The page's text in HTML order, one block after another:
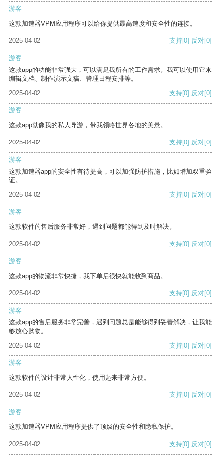
游客
这款加速器VPM应用程序可以给你提供最高速度和安全性的连接。
2025-04-02 支持[0] 反对[0]
游客
这款app的功能非常强大，可以满足我所有的工作需求。我可以使用它来
编辑文档、制作演示文稿、管理日程安排等。
2025-04-02
支持[0] 反对[0]
游客
这款app就像我的私人导游，带我领略世界各地的美景。
2025-04-02 支持[0] 反对[0]
游客
这款加速器app的安全性有待提高，可以加强防护措施，比如增加双重验
证。
2025-04-02
支持[0] 反对[0]
游客
这款软件的售后服务非常好，遇到问题都能得到及时解决。
2025-04-02 支持[0] 反对[0]
游客
这款app的物流非常快捷，我下单后很快就能收到商品。
2025-04-02 支持[0] 反对[0]
游客
这款app的售后服务非常完善，遇到问题总是能够得到妥善解决，让我能
够放心购物。
2025-04-02
支持[0] 反对[0]
游客
这款软件的设计非常人性化，使用起来非常方便。
2025-04-02 支持[0] 反对[0]
游客
这款加速器VPM应用程序提供了顶级的安全性和隐私保护。
2025-04-02 支持[0] 反对[0]